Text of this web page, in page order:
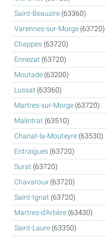
Saint-Beauzire (63360)
Varennes-sur-Morge (63720)
Chappes (63720)
Ennezat (63720)
Moutade (63200)
Lussat (63360)
Martres-sur-Morge (63720)
Malintrat (63510)
Chanat-la-Mouteyre (63530)
Entraigues (63720)
Surat (63720)
Chavaroux (63720)
Saint-Ignat (63720)
Martres-d'Artière (63430)
Saint-Laure (63350)